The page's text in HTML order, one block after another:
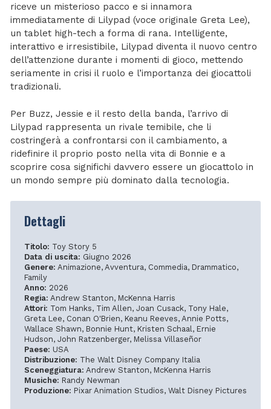
riceve un misterioso pacco e si innamora
immediatamente di Lilypad (voce originale Greta Lee),
un tablet high-tech a forma di rana. Intelligente,
interattivo e irresistibile, Lilypad diventa il nuovo centro
dell’attenzione durante i momenti di gioco, mettendo
seriamente in crisi il ruolo e l’importanza dei giocattoli
tradizionali.
Per Buzz, Jessie e il resto della banda, l’arrivo di
Lilypad rappresenta un rivale temibile, che li
costringerà a confrontarsi con il cambiamento, a
ridefinire il proprio posto nella vita di Bonnie e a
scoprire cosa significhi davvero essere un giocattolo in
un mondo sempre più dominato dalla tecnologia.
Dettagli
Titolo: Toy Story 5
Data di uscita: Giugno 2026
Genere: Animazione, Avventura, Commedia, Drammatico,
Family
Anno: 2026
Regia: Andrew Stanton, McKenna Harris
Attori: Tom Hanks, Tim Allen, Joan Cusack, Tony Hale,
Greta Lee, Conan O'Brien, Keanu Reeves, Annie Potts,
Wallace Shawn, Bonnie Hunt, Kristen Schaal, Ernie
Hudson, John Ratzenberger, Melissa Villaseñor
Paese: USA
Distribuzione: The Walt Disney Company Italia
Sceneggiatura: Andrew Stanton, McKenna Harris
Musiche: Randy Newman
Produzione: Pixar Animation Studios, Walt Disney Pictures